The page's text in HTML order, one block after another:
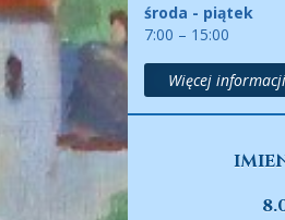
środa - piątek
7:00 – 15:00
Więcej informacji